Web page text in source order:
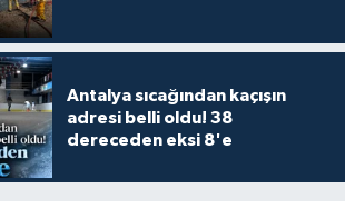
Antalya sıcağından kaçışın
adresi belli oldu! 38
dereceden eksi 8'e